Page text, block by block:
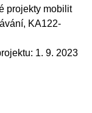
projekty mobilit
KA122-
1. 9. 2023